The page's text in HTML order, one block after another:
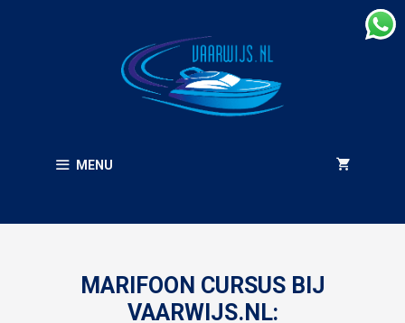
MENU
MARIFOON CURSUS BIJ
VAARWIJS.NL: